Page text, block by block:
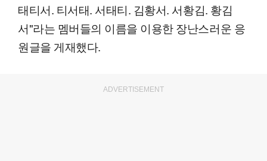
태티서. 티서태. 서태티. 김황서. 서황김. 황김
서"라는 멤버들의 이름을 이용한 장난스러운 응
원글을 게재했다.
ADVERTISEMENT